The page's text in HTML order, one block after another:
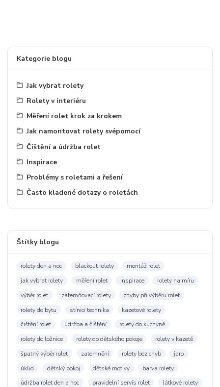
Kategorie blogu
Jak vybrat rolety
Rolety v interiéru
Měření rolet krok za krokem
Jak namontovat rolety svépomocí
Čištění a údržba rolet
Inspirace
Problémy s roletami a řešení
Často kladené dotazy o roletách
Štítky blogu
rolety den a noc blackout rolety
montáž rolet
jak vybrat rolety
měření rolet inspirace
rolety na míru
výběr rolet
zatemňovací rolety
chyby při výběru rolet
rolety do bytu
stínicí technika
kazetové rolety
čištění rolet
údržba a čištění
rolety do kuchyně
rolety do ložnice
rolety do dětského pokoje
rolety v kazetě
špatný výběr rolet
zatemnění rolety bez chyb
jaro
úklid
dětský pokoj dětské motivy
barva rolety
údržba rolet den a noc
pravidelní servis rolet látkové rolety